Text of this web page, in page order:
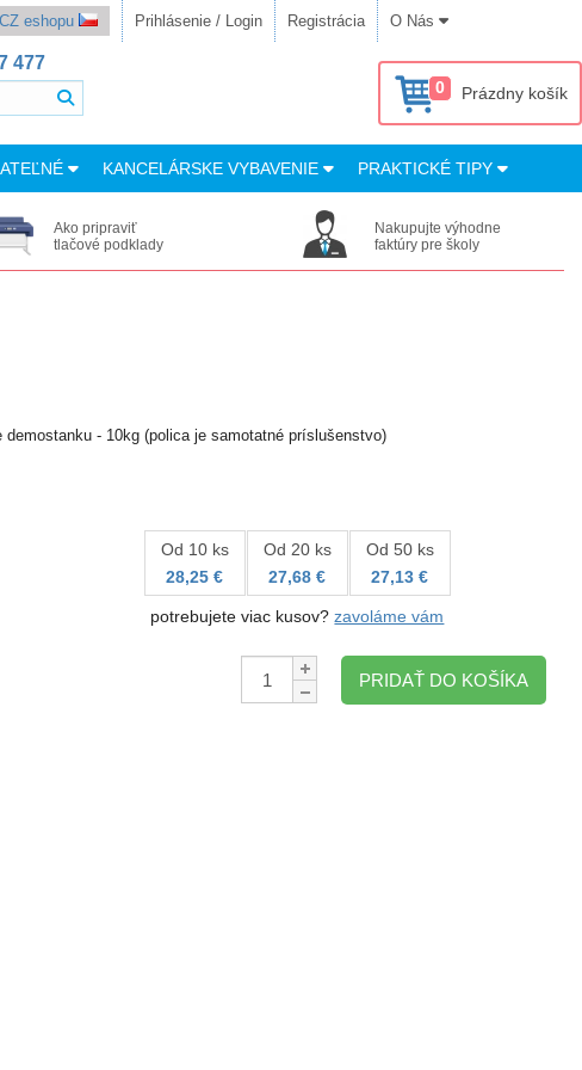
eshopu Prihlásenie / Login Registrácia O Nás
477
0 Prázdny košík
KANCELÁRSKE VYBAVENIE PRAKTICKÉ TIPY
Ako pripraviť
tlačové podklady
Nakupujte výhodne
faktúry pre školy
- 10kg (polica je samotatné príslušenstvo)
Od 10 ks
28,25 €
Od 20 ks
27,68 €
Od 50 ks
27,13 €
potrebujete viac kusov?zavoláme vám
Množstvo:
PRIDAŤ DO KOŠÍKA